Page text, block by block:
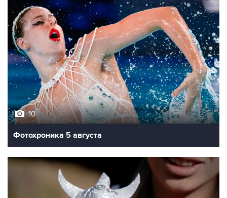
10
Фотохроника 5 августа